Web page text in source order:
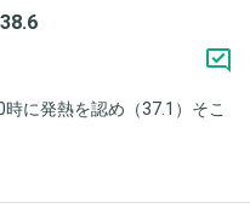
に発熱を認め（37.1）そこ